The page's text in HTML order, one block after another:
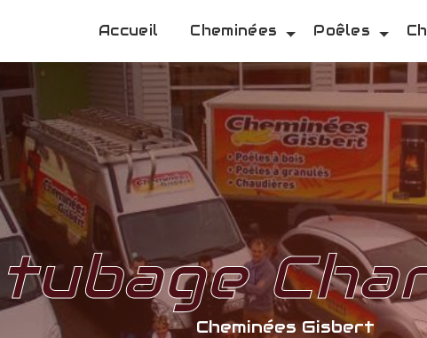
Accueil Cheminées Poêles
tubage
Cheminées Gisbert